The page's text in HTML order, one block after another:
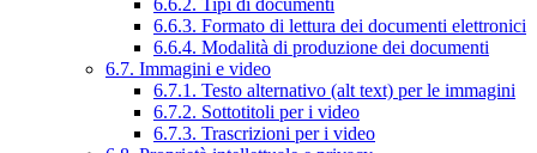
6.6.3. Formato di lettura dei documenti elettronici
6.6.4. Modalità di produzione dei documenti
6.7. Immagini e video
6.7.1. Testo alternativo (alt text) per le immagini
6.7.2. Sottotitoli per i video
6.7.3. Trascrizioni per i video